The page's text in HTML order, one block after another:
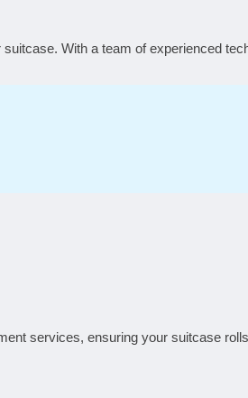
With a team of experienced
services, ensuring your suitcase